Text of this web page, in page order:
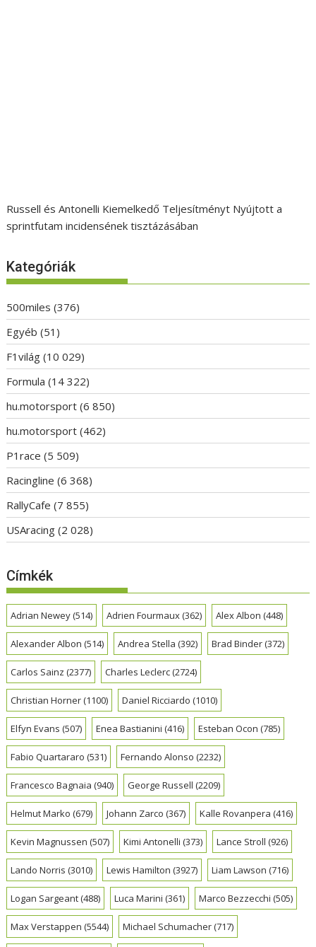
Russell és Antonelli Kiemelkedő Teljesítményt Nyújtott a
sprintfutam incidensének tisztázásában
Kategóriák
500miles (376)
Egyéb (51)
F1világ (10 029)
Formula (14 322)
hu.motorsport (6 850)
hu.motorsport (462)
P1race (5 509)
Racingline (6 368)
RallyCafe (7 855)
USAracing (2 028)
Címkék
Adrian Newey(514) Adrien Fourmaux(362) Alex Albon (448)
Alexander Albon (514) Andrea Stella (392) Brad Binder(372)
Carlos Sainz (2377) Charles Leclerc(2724)
Christian Horner(1100) Daniel Ricciardo (1010)
Elfyn Evans (507) Enea Bastianini (416) Esteban Ocon (785)
Fabio Quartararo (531) Fernando Alonso (2232)
Francesco Bagnaia (940) George Russell (2209)
Helmut Marko (679) Johann Zarco (367) Kalle Rovanpera (416)
Kevin Magnussen (507) Kimi Antonelli (373) Lance Stroll (926)
Lando Norris (3010) Lewis Hamilton (3927) Liam Lawson (716)
Logan Sargeant(488) Luca Marini (361) Marco Bezzecchi (505)
Max Verstappen (5544) Michael Schumacher(717)